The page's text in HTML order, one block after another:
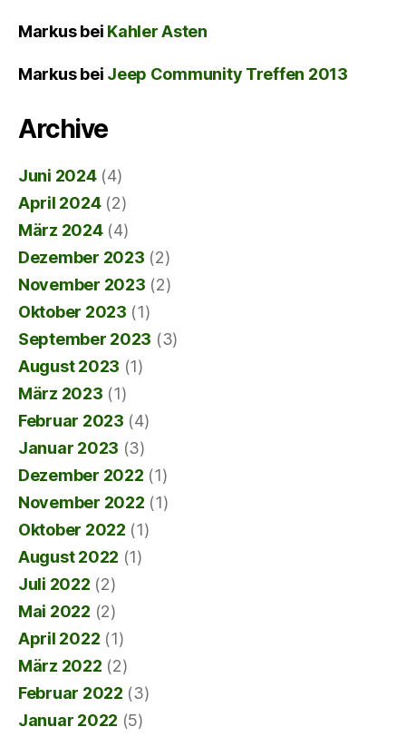
Markusbei Kahler Asten
Markusbei Jeep Community Treffen 2013
Archive
Juni 2024(4)
April 2024(2)
März 2024(4)
Dezember 2023 (2)
November 2023 (2)
Oktober 2023 (1)
September 2023 (3)
August 2023 (1)
März 2023 (1)
Februar 2023 (4)
Januar 2023 (3)
Dezember 2022 (1)
November 2022 (1)
Oktober 2022 (1)
August 2022 (1)
Juli 2022 (2)
Mai 2022 (2)
April 2022 (1)
März 2022 (2)
Februar 2022 (3)
Januar 2022 (5)